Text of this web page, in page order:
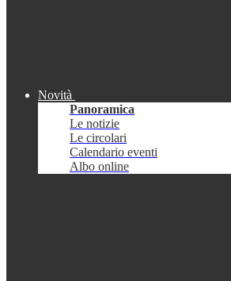
Novità
Panoramica
Le notizie
Le circolari
Calendario eventi
Albo online